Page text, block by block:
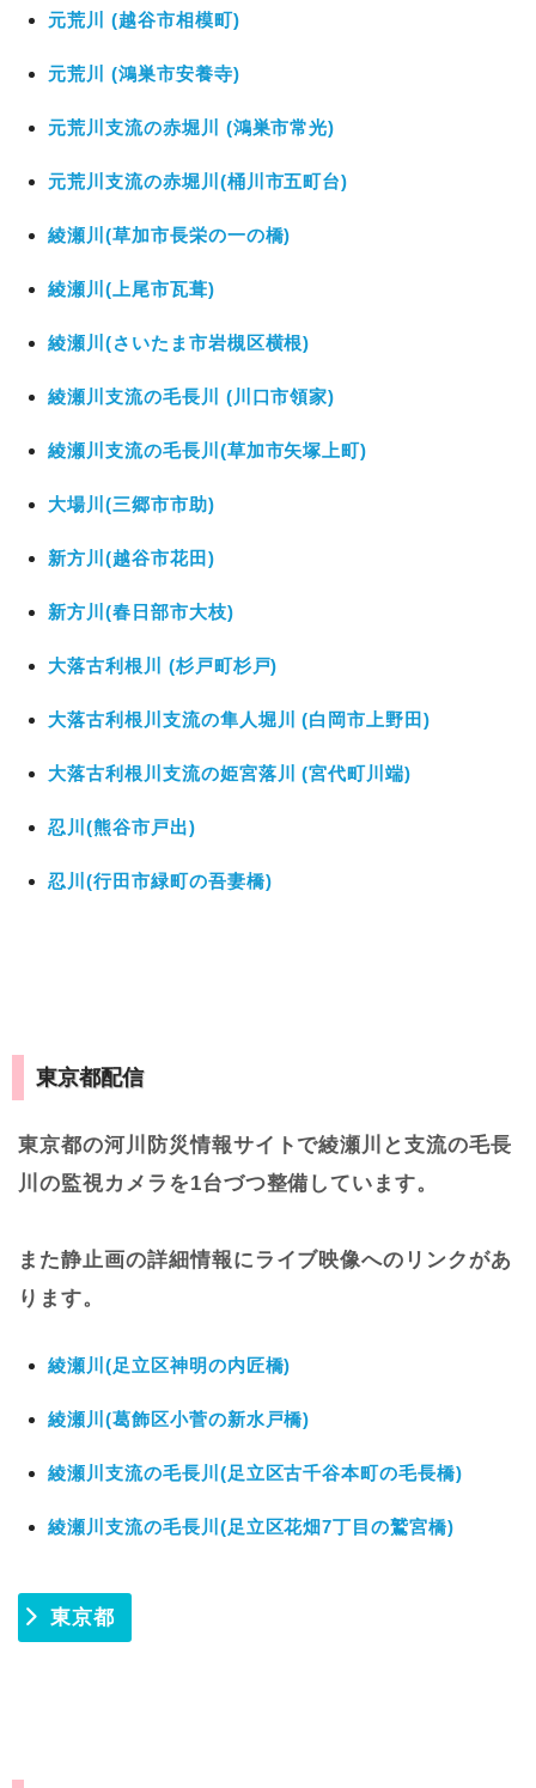
元荒川 (越谷市相模町)
元荒川 (鴻巣市安養寺)
元荒川支流の赤堀川 (鴻巣市常光)
元荒川支流の赤堀川(桶川市五町台)
綾瀬川(草加市長栄の一の橋)
綾瀬川(上尾市瓦葺)
綾瀬川(さいたま市岩槻区横根)
綾瀬川支流の毛長川 (川口市領家)
綾瀬川支流の毛長川(草加市矢塚上町)
大場川(三郷市市助)
新方川(越谷市花田)
新方川(春日部市大枝)
大落古利根川 (杉戸町杉戸)
大落古利根川支流の隼人堀川 (白岡市上野田)
大落古利根川支流の姫宮落川 (宮代町川端)
忍川(熊谷市戸出)
忍川(行田市緑町の吾妻橋)
東京都配信
東京都の河川防災情報サイトで綾瀬川と支流の毛長
川の監視カメラを1台づつ整備しています。
また静止画の詳細情報にライブ映像へのリンクがあ
ります。
綾瀬川(足立区神明の内匠橋)
綾瀬川(葛飾区小菅の新水戸橋)
綾瀬川支流の毛長川(足立区古千谷本町の毛長橋)
綾瀬川支流の毛長川(足立区花畑7丁目の鷲宮橋)
東京都